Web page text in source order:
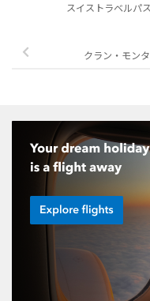
スイストラベルパ
クラン・モン